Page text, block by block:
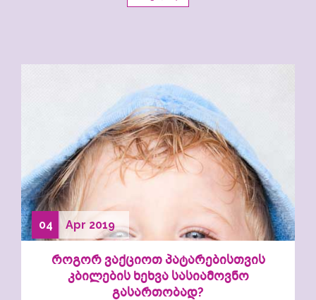
04 Apr 2019
როგორ ვაქციოთ პატარებისთვის
კბილების ხეხვა სასიამოვნო
გასართობად?